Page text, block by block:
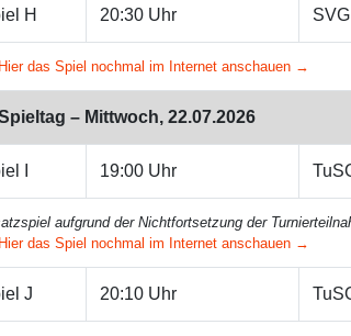
H 20:30 Uhr
Hier das Spiel nochmal im Internet anschauen →
– Mittwoch, 22.07.2026
I 19:00 Uhr
aufgrund der Nichtfortsetzung der
Hier das Spiel nochmal im Internet anschauen →
J 20:10 Uhr